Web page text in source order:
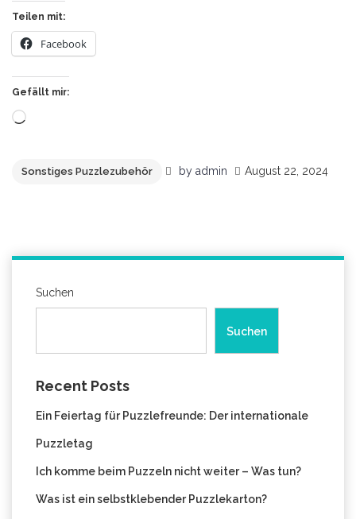
Teilen mit:
Facebook
Gefällt mir:
Wird
Sonstiges Puzzlezubehör by admin August 22, 2024
Suchen
Suchen
Recent Posts
Ein Feiertag für Puzzlefreunde: Der internationale
Puzzletag
Ich komme beim Puzzeln nicht weiter – Was tun?
Was ist ein selbstklebender Puzzlekarton?